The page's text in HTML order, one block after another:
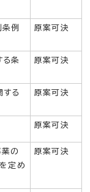
例
原案可決
る条
原案可決
る
原案可決
原案可決
の
定め
原案可決